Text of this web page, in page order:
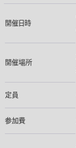
開催日時
開催場所
定員
参加費